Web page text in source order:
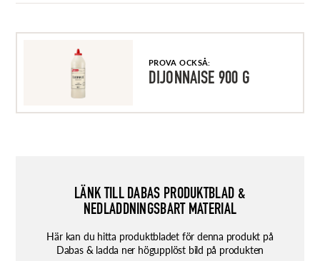
PROVA OCKSÅ:
DIJONNAISE 900 G
LÄNK TILL DABAS PRODUKTBLAD &
NEDLADDNINGSBART MATERIAL
Här kan du hitta produktbladet för denna produkt på
Dabas & ladda ner högupplöst bild på produkten